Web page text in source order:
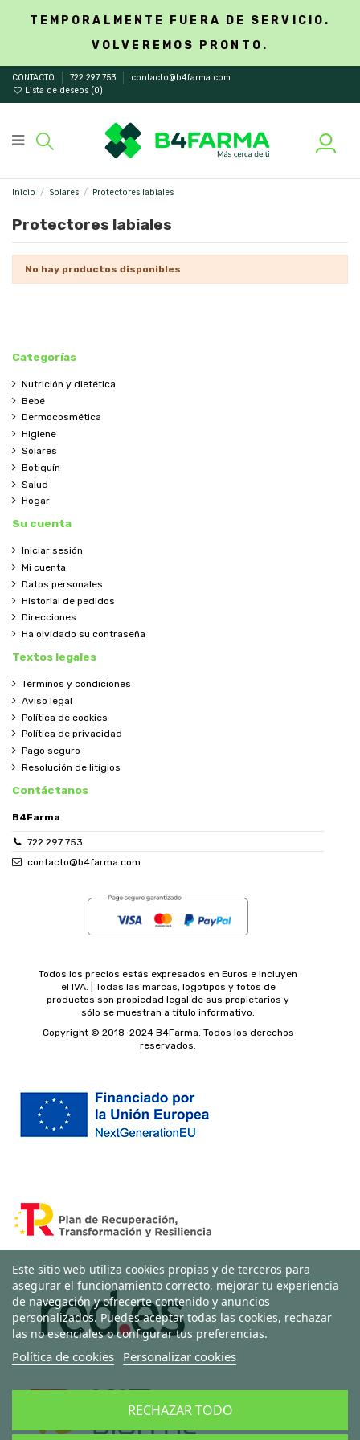
TEMPORALMENTE FUERA DE SERVICIO.
VOLVEREMOS PRONTO.
CONTACTO 722 297 753
contacto@b4farma.com
Lista de deseos (0)
Inicio Solares Protectores labiales
Protectores labiales
No hay productos disponibles
Categorías
Nutrición y dietética
Bebé
Dermocosmética
Higiene
Solares
Botiquín
Salud
Hogar
Su cuenta
Iniciar sesión
Mi cuenta
Datos personales
Historial de pedidos
Direcciones
Ha olvidado su contraseña
Textos legales
Términos y condiciones
Aviso legal
Política de cookies
Política de privacidad
Pago seguro
Resolución de litígios
Contáctanos
B4Farma
722 297 753
contacto@b4farma.com
Todos los precios estás expresados en Euros e incluyen
el IVA. | Todas las marcas, logotipos y fotos de
productos son propiedad legal de sus propietarios y
sólo se muestran a título informativo.
Copyright © 2018-2024 B4Farma. Todos los derechos
reservados.
Este sitio web utiliza cookies propias y de terceros para
asegurar el funcionamiento correcto, mejorar tu experiencia
de navegación y ofrecerte contenido y anuncios
personalizados. Puedes aceptar todas las cookies, rechazar
las no esenciales o configurar tus preferencias.
Política de cookies Personalizar cookies
RECHAZAR TODO